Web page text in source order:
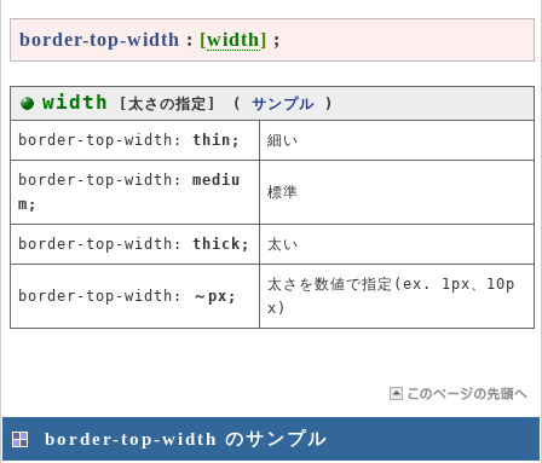
border-top-width : [width] ;
width [太さの指定] ( サンプル )
border-top-width: thin; 細い
border-top-width: mediu
m;
標準
border-top-width: thick; 太い
border-top-width: ～px;
太さを数値で指定(ex. 1px、10p
x)
border-top-width のサンプル